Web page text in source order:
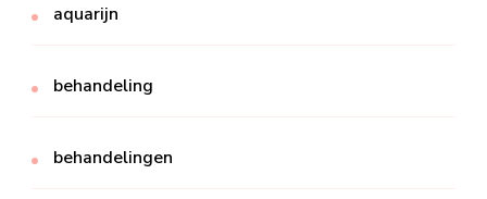
aquarijn
behandeling
behandelingen